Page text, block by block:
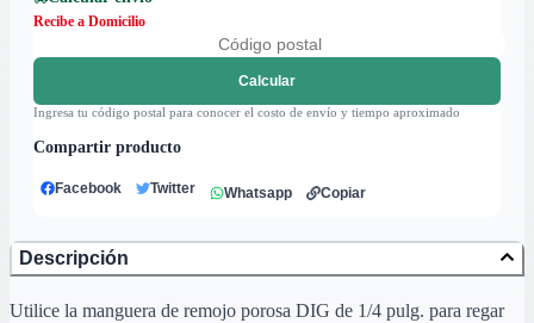
Recibe a Domicilio
Calcular
Ingresa tu código postal para conocer el costo de envío y tiempo aproximado
Compartir producto
Facebook Twitter Whatsapp Copiar
Descripción
Utilice la manguera de remojo porosa DIG de 1/4 pulg. para regar